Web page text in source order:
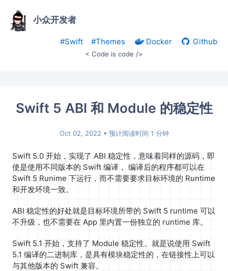
小众开发者
#Swift #Themes Docker Github
< Code is code />
Swift 5 ABI 和 Module 的稳定性
Oct 02, 2022 • 预计阅读时间 1 分钟
Swift 5.0 开始，实现了 ABI 稳定性，意味着同样的源码，即
使是使用不同版本的 Swift 编译， 编译后的程序都可以在
Swift 5 Runime 下运行，而不需要要求目标环境的 Runtime
和开发环境一致。
ABI 稳定性的好处就是目标环境所带的 Swift 5 runtime 可以
不升级，也不需要在 App 里内置一份独立的 runtime 库。
Swift 5.1 开始，支持了 Module 稳定性。就是说使用 Swift
5.1 编译的二进制库，是具有模块稳定性的，在链接性上可以
与其他版本的 Swift 兼容。